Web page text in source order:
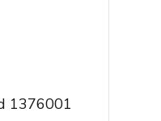
1376001